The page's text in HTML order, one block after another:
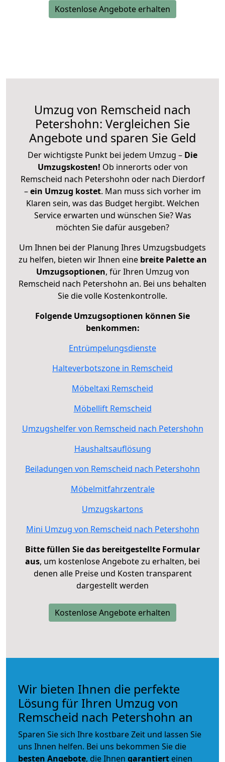
Kostenlose Angebote erhalten
Umzug von Remscheid nach
Petershohn: Vergleichen Sie
Angebote und sparen Sie Geld
Der wichtigste Punkt bei jedem Umzug – Die
Umzugskosten! Ob innerorts oder von
Remscheid nach Petershohn oder nach Dierdorf
–ein Umzug kostet. Man muss sich vorher im
Klaren sein, was das Budget hergibt. Welchen
Service erwarten und wünschen Sie? Was
möchten Sie dafür ausgeben?
Um Ihnen bei der Planung Ihres Umzugsbudgets
zu helfen, bieten wir Ihnen eine breite Palette an
Umzugsoptionen, für Ihren Umzug von
Remscheid nach Petershohn an. Bei uns behalten
Sie die volle Kostenkontrolle.
Folgende Umzugsoptionen können Sie
benkommen:
Entrümpelungsdienste
Halteverbotszone in Remscheid
Möbeltaxi Remscheid
Möbellift Remscheid
Umzugshelfer von Remscheid nach Petershohn
Haushaltsauflösung
Beiladungen von Remscheid nach Petershohn
Möbelmitfahrzentrale
Umzugskartons
Mini Umzug von Remscheid nach Petershohn
Bitte füllen Sie das bereitgestellte Formular
aus, um kostenlose Angebote zu erhalten, bei
denen alle Preise und Kosten transparent
dargestellt werden
Kostenlose Angebote erhalten
Wir bieten Ihnen die perfekte
Lösung für Ihren Umzug von
Remscheid nach Petershohn an
Sparen Sie sich Ihre kostbare Zeit und lassen Sie
uns Ihnen helfen. Bei uns bekommen Sie die
besten Angebote, die Ihnen garantiert einen